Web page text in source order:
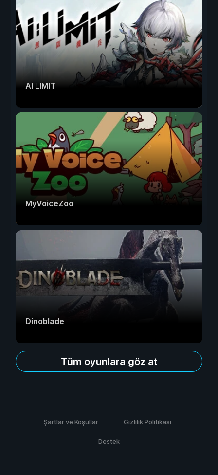
AI LIMIT
MyVoiceZoo
Dinoblade
Tüm oyunlara göz at
Şartlar ve Koşullar Gizlilik Politikası
Destek